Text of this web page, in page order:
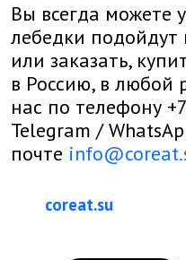
Вы всегда можете
лебедки
или заказать,
в Россию, в любой
нас по телефону
Telegram /
почте
coreat.su